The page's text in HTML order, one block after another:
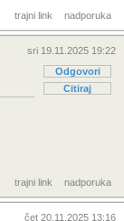
trajni link nadporuka
sri 19.11.2025 19:22
Odgovori
Citiraj
trajni link nadporuka
čet 20.11.2025 13:16